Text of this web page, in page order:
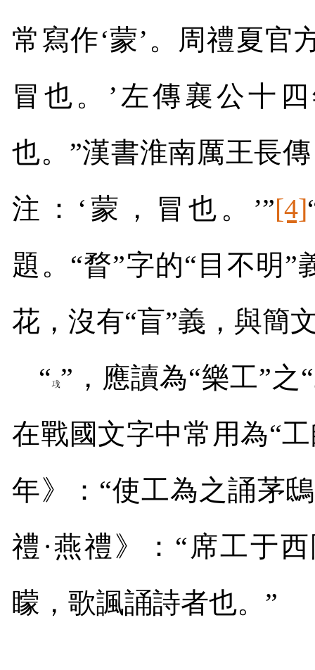
常寫作‘蒙’。周禮夏官
冒也。’左傳襄公十
也。”漢書淮南厲王長
注：‘蒙，冒也。’”[4]
題。“瞀”字的“目不明
花，沒有“盲”義，與簡
“ ”，應讀為“樂工”之
在戰國文字中常用為“
年》：“使工為之誦茅
禮·燕禮》：“席工于
矇，歌諷誦詩者也。”